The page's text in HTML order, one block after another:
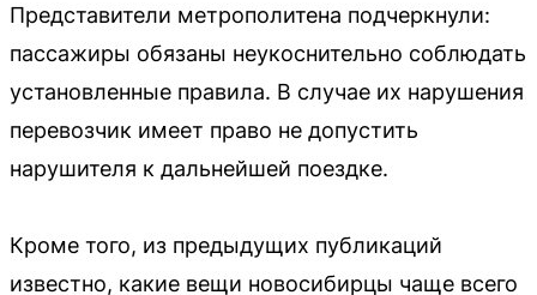
Представители метрополитена подчеркнули:
пассажиры обязаны неукоснительно соблюдать
установленные правила. В случае их нарушения
перевозчик имеет право не допустить
нарушителя к дальнейшей поездке.
Кроме того, из предыдущих публикаций
известно, какие вещи новосибирцы чаще всего